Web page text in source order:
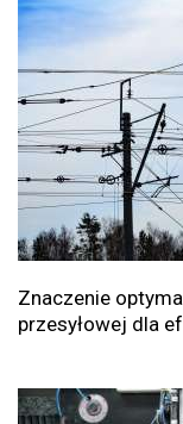
Znaczenie
przesyłowej dla